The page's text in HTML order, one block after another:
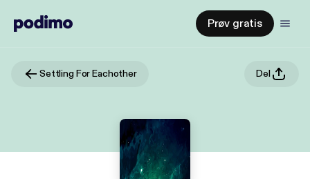
Prøv gratis
Settling For Eachother Del